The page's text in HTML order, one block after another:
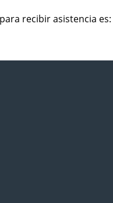
recibir asistencia es: